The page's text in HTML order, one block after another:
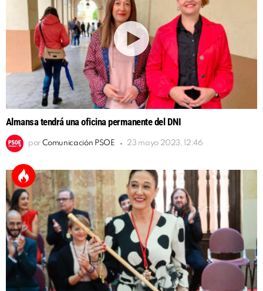
Almansa tendrá una oficina permanente del DNI
por Comunicación PSOE 23 mayo 2023, 12:46